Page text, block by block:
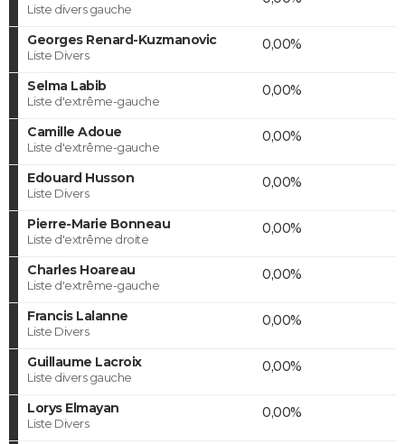
Liste divers gauche
Georges Renard-Kuzmanovic
Liste Divers
0,00%
Selma Labib
Liste d'extrême-gauche
0,00%
Camille Adoue
Liste d'extrême-gauche
0,00%
Edouard Husson
Liste Divers
0,00%
Pierre-Marie Bonneau
Liste d'extrême droite
0,00%
Charles Hoareau
Liste d'extrême-gauche
0,00%
Francis Lalanne
Liste Divers
0,00%
Guillaume Lacroix
Liste divers gauche
0,00%
Lorys Elmayan
Liste Divers
0,00%